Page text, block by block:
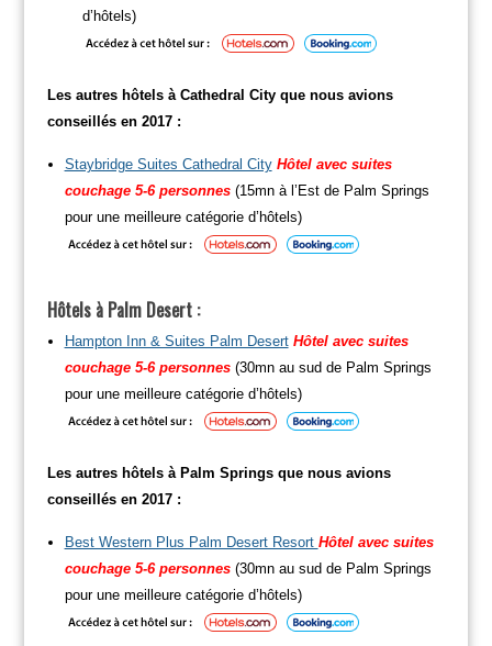
d’hôtels)
Les autres hôtels à Cathedral City que nous avions
conseillés en 2017 :
Staybridge Suites Cathedral City Hôtel avec suites
couchage 5-6 personnes (15mn à l’Est de Palm Springs
pour une meilleure catégorie d’hôtels)
Hôtels à Palm Desert :
Hampton Inn & Suites Palm Desert Hôtel avec suites
couchage 5-6 personnes (30mn au sud de Palm Springs
pour une meilleure catégorie d’hôtels)
Les autres hôtels à Palm Springs que nous avions
conseillés en 2017 :
Best Western Plus Palm Desert Resort Hôtel avec suites
couchage 5-6 personnes (30mn au sud de Palm Springs
pour une meilleure catégorie d’hôtels)